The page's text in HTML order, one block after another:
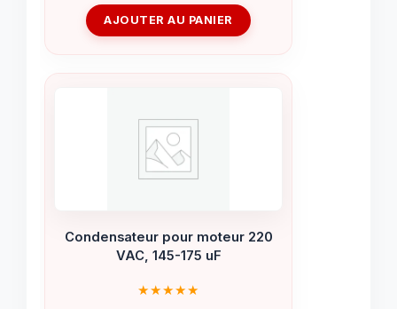
AJOUTER AU PANIER
Condensateur pour moteur 220
VAC, 145-175 uF